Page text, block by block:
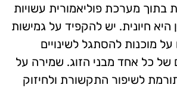
בתוך מערכת פוליאמורית עשויות
חיונית. יש להקפיד על גמישות
מוכנות להסתגל לשינויים
של כל אחד מבני הזוג. שמירה על
לשיפור התקשורת ולחיזוק